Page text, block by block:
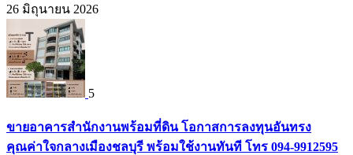
26 มิถุนายน 2026
5
ขายอาคารสำนักงานพร้อมที่ดิน โอกาสการลงทุนอันทรง
คุณค่าใจกลางเมืองชลบุรี พร้อมใช้งานทันที โทร 094-9912595